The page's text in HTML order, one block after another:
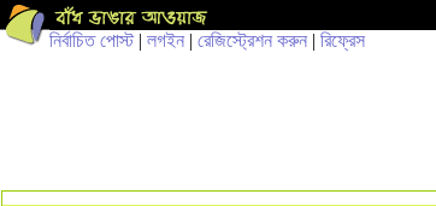
নির্বাচিত পোস্ট| লগইন | রেজিস্ট্রেশন করুন | রিফ্রেস